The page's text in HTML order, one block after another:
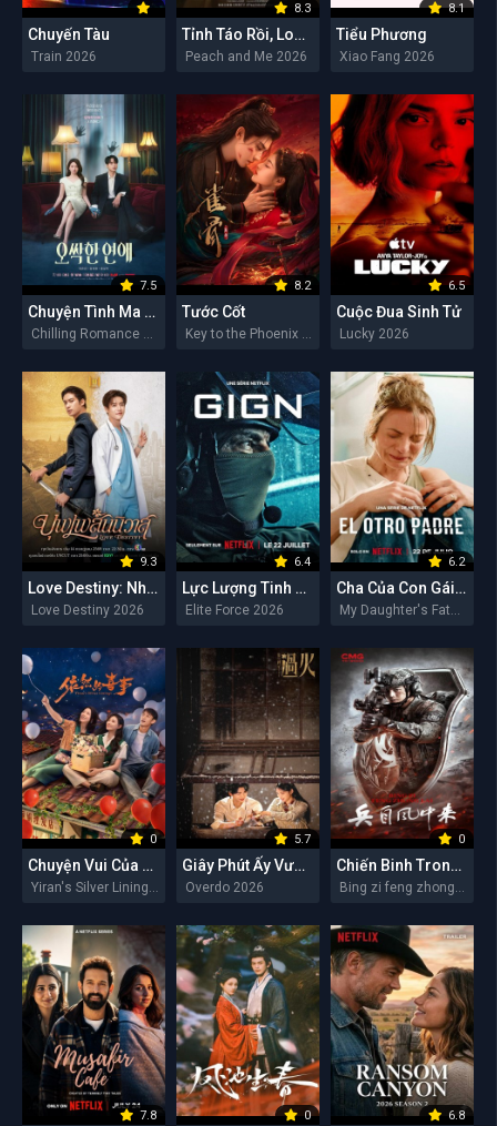
Chuyến Tàu
Train 2026
8.3
Tỉnh Táo Rồi, Lookpeach
Peach and Me 2026
8.1
Tiểu Phương
Xiao Fang 2026
7.5
Chuyện Tình Ma Quái
8.2
Tước Cốt
6.5
Cuộc Đua Sinh Tử
Lucky 2026
9.3
Love Destiny: Nhân Duyên Tiền Định
Love Destiny 2026
6.4
Lực Lượng Tinh Nhuệ
Elite Force 2026
6.2
Cha Của Con Gái Tôi
My Daughter's Father 2026
0
Chuyện Vui Của Y Nhiên
5.7
Giây Phút Ấy Vượt Giới Hạn
Overdo 2026
0
Chiến Binh Trong Gió
7.8 0 6.8